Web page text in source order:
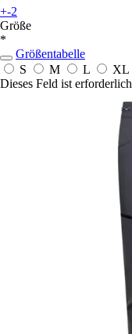
+-2
Größe
*
Größentabelle
S
M L
XL
Dieses Feld ist erforderlich